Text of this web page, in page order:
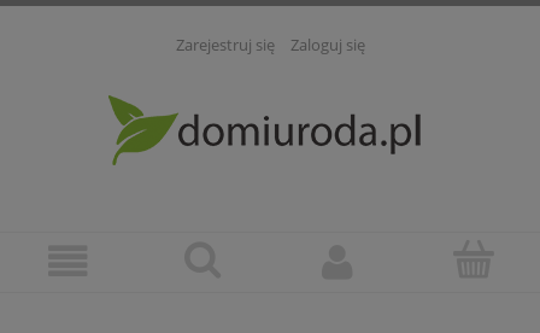
Zarejestruj się Zaloguj się